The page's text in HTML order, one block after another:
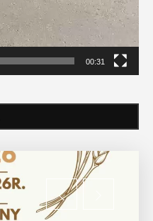
00:31